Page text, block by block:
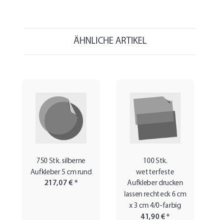
ÄHNLICHE ARTIKEL
750 Stk. silberne
Aufkleber 5 cm rund
217,07 € *
100 Stk.
wetterfeste
Aufkleber drucken
lassen rechteck 6 cm
x 3 cm 4/0-farbig
41,90 €*